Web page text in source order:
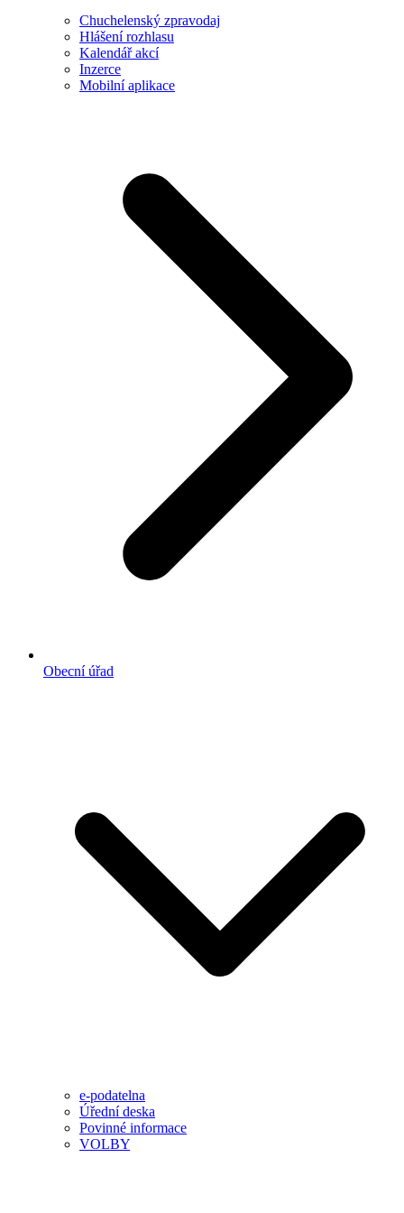
Chuchelenský zpravodaj
Hlášení rozhlasu
Kalendář akcí
Inzerce
Mobilní aplikace
Obecní úřad
e-podatelna
Úřední deska
Povinné informace
VOLBY